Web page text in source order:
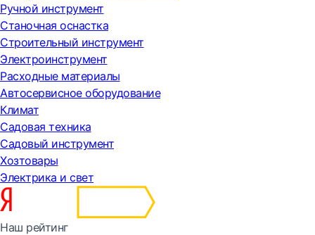
Ручной инструмент
Станочная оснастка
Строительный инструмент
Электроинструмент
Расходные материалы
Автосервисное оборудование
Климат
Садовая техника
Садовый инструмент
Хозтовары
Электрика и свет
Наш рейтинг